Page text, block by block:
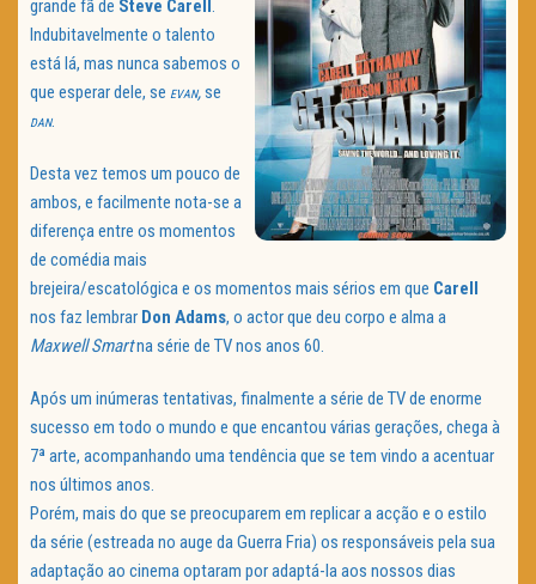
grande fã de Steve Carell.
Indubitavelmente o talento
está lá, mas nunca sabemos o
que esperar dele, se EVAN,se
DAN.
Desta vez temos um pouco de
ambos, e facilmente nota-se a
diferença entre os momentos
de comédia mais
brejeira/escatológica e os momentos mais sérios em que Carell
nos faz lembrar Don Adams, o actor que deu corpo e alma a
Maxwell Smartna série de TV nos anos 60.
Após um inúmeras tentativas, finalmente a série de TV de enorme
sucesso em todo o mundo e que encantou várias gerações, chega à
7ª arte, acompanhando uma tendência que se tem vindo a acentuar
nos últimos anos.
Porém, mais do que se preocuparem em replicar a acção e o estilo
da série (estreada no auge da Guerra Fria) os responsáveis pela sua
adaptação ao cinema optaram por adaptá-la aos nossos dias